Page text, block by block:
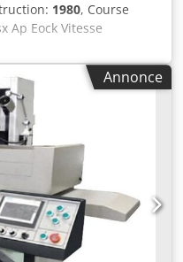
1980, Course
Ap Eock Vitesse
Poids de la machine :
Annonce